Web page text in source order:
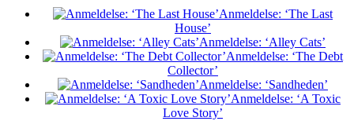
Anmeldelse: ‘The Last
House’
Anmeldelse: ‘Alley Cats’
Anmeldelse: ‘The Debt
Collector’
Anmeldelse: ‘Sandheden’
Anmeldelse: ‘A Toxic
Love Story’